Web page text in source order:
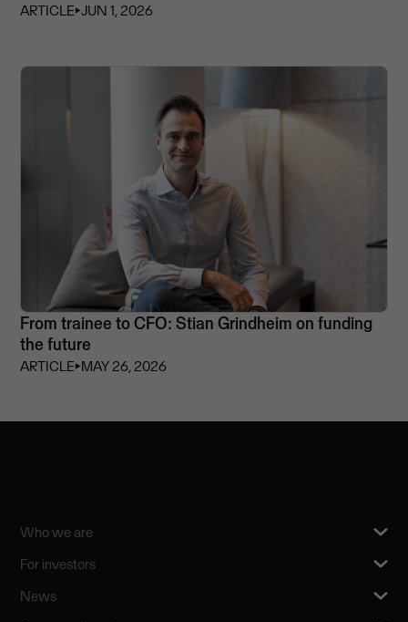
ARTICLE⏵JUN 1, 2026
From trainee to CFO: Stian Grindheim on funding
the future
ARTICLE⏵MAY 26, 2026
Who we are
For investors
News